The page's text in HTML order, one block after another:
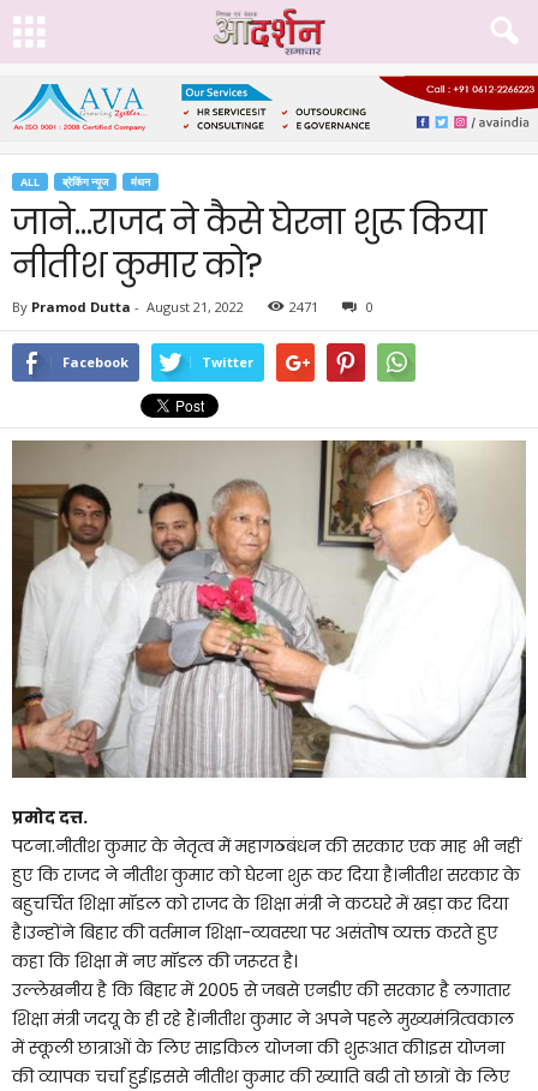
ALL ब्रेकिंग न्यूज मंथन
जाने…राजद ने कैसे घेरना शुरू किया
नीतीश कुमार को?
By Pramod Dutta - August 21, 2022 2471 0
Facebook Twitter
प्रमोद दत्त.
पटना.नीतीश कुमार के नेतृत्व में महागठबंधन की सरकार एक माह भी नहीं
हुए कि राजद ने नीतीश कुमार को घेरना शुरू कर दिया है।नीतीश सरकार के
बहुचर्चित शिक्षा मॉडल को राजद के शिक्षा मंत्री ने कटघरे में खड़ा कर दिया
है।उन्होंने बिहार की वर्तमान शिक्षा-व्यवस्था पर असंतोष व्यक्त करते हुए
कहा कि शिक्षा में नए मॉडल की जरूरत है।
उल्लेखनीय है कि बिहार में 2005 से जबसे एनडीए की सरकार है लगातार
शिक्षा मंत्री जदयू के ही रहे हैं।नीतीश कुमार ने अपने पहले मुख्यमंत्रित्वकाल
में स्कूली छात्राओं के लिए साइकिल योजना की शुरूआत की।इस योजना
की व्यापक चर्चा हुई।इससे नीतीश कुमार की ख्याति बढी तो छात्रों के लिए